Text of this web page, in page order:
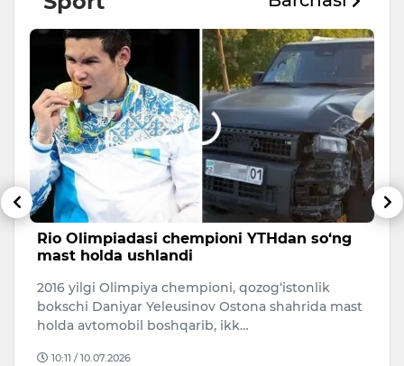
Rio Olimpiadasi chempioni YTHdan so‘ng
mast holda ushlandi
2016 yilgi Olimpiya chempioni, qozog‘istonlik
bokschi Daniyar Yeleusinov Ostona shahrida mast
holda avtomobil boshqarib, ikk…
10:11 / 10.07.2026